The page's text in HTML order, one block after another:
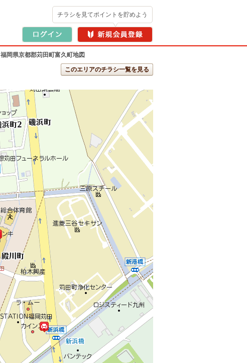
チラシを見てポイントを貯めよう
福岡県京都郡苅田町富久町地図
このエリアのチラシ一覧を見る